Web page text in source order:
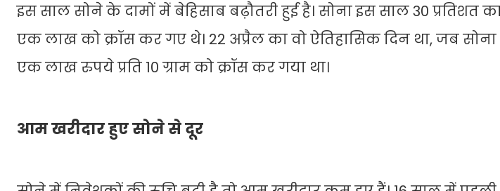
इस साल सोने के दामों में बेहिसाब बढ़ौतरी हुई है। सोना इस साल 30 प्रतिशत
एक लाख को क्रॉस कर गए थे। 22 अप्रैल का वो ऐतिहासिक दिन था, जब सोना
एक लाख रुपये प्रति 10 ग्राम को क्रॉस कर गया था।
आम खरीदार हुए सोने से दूर